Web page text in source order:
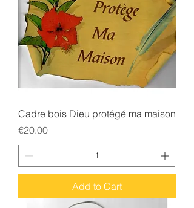
Cadre bois Dieu protégé ma maison
Price
€20.00
Add to Cart